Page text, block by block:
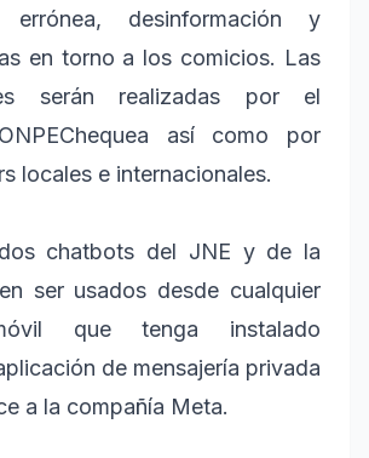
errónea, desinformación y
en torno a los comicios. Las
serán realizadas por el
así como por
locales e internacionales.
chatbots del JNE y de la
ser usados desde cualquier
que tenga instalado
de mensajería privada
a la compañía Meta.